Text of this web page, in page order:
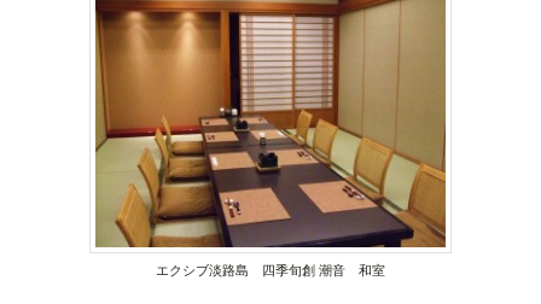
エクシブ淡路島 四季旬創 潮音 和室